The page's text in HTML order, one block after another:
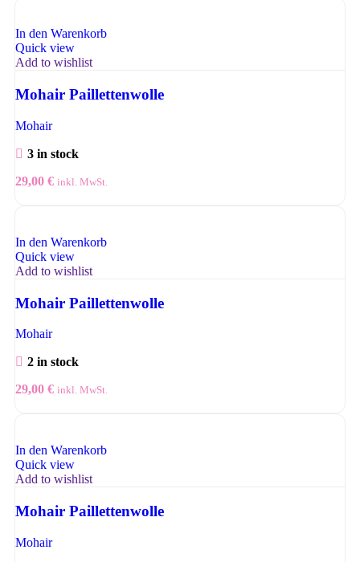
In den Warenkorb
Quick view
Add to wishlist
Mohair Paillettenwolle
Mohair
3 in stock
29,00 € inkl. MwSt.
In den Warenkorb
Quick view
Add to wishlist
Mohair Paillettenwolle
Mohair
2 in stock
29,00 € inkl. MwSt.
In den Warenkorb
Quick view
Add to wishlist
Mohair Paillettenwolle
Mohair